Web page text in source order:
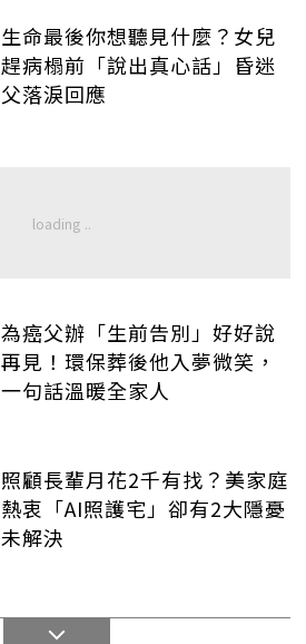
生命最後你想聽見什麼？女兒
趕病榻前「說出真心話」昏迷
父落淚回應
為癌父辦「生前告別」好好說
再見！環保葬後他入夢微笑，
一句話溫暖全家人
照顧長輩月花2千有找？美家庭
熱衷「AI照護宅」卻有2大隱憂
未解決